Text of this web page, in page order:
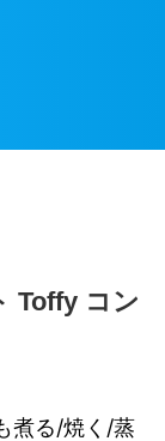
Toffy コン
煮る/焼く/蒸